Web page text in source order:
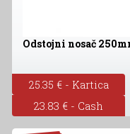
Odstojni nosač
25.35 € - Kartica
23.83 € - Cash